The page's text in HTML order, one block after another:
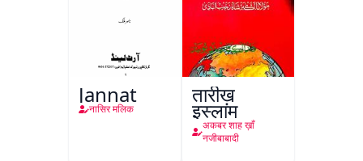
Jannat
नासिर मलिक
तारीख़
इस्लाम
अकबर शाह ख़ाँ
नजीबाबादी